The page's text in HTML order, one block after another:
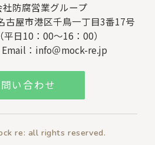
社防腐営業グループ
屋市港区千鳥一丁目3番17号
日10：00～16：00）
Email： info＠mock-re.jp
い合わせ
re: all rights reserved.